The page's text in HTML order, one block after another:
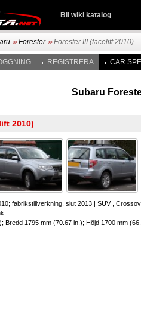
Bil wiki katalog
>> Forester >> Forester III (facelift 2010)
REGISTRERA CAR
Subaru
fabrikstillverkning, slut 2013 | SUV ,
Bredd 1795 mm (70.67 in.); Höjd 1700 mm